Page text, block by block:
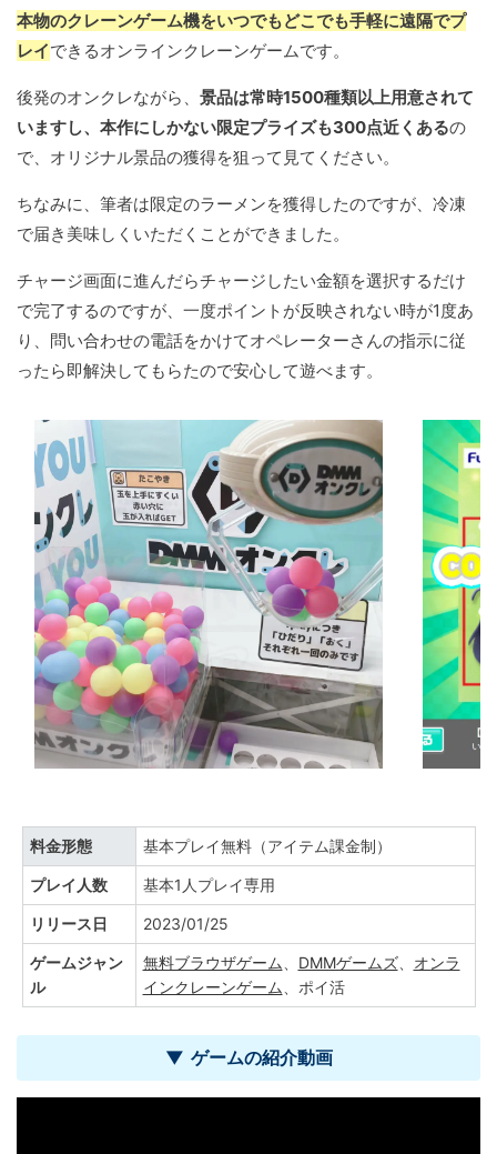
本物のクレーンゲーム機をいつでもどこでも手軽に遠隔でプ
レイできるオンラインクレーンゲームです。
後発のオンクレながら、 景品は常時1500種類以上用意されて
いますし、本作にしかない限定プライズも300点近くあるの
で、オリジナル景品の獲得を狙って見てください。
ちなみに、筆者は限定のラーメンを獲得したのですが、冷凍
で届き美味しくいただくことができました。
チャージ画面に進んだらチャージしたい金額を選択するだけ
で完了するのですが、一度ポイントが反映されない時が1度あ
り、問い合わせの電話をかけてオペレーターさんの指示に従
ったら即解決してもらたので安心して遊べます。
料金形態 基本プレイ無料（アイテム課金制）
プレイ人数 基本1人プレイ専用
リリース日 2023/01/25
ゲームジャン
ル
無料ブラウザゲーム DMMゲームズ、 オンラ
インクレーンゲーム 、ポイ活
ゲームの紹介動画